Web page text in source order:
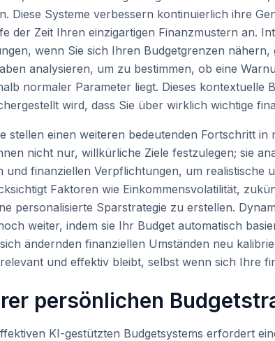
Diese Systeme verbessern kontinuierlich ihre
der Zeit Ihren einzigartigen Finanzmustern an.
wenn Sie sich Ihren Budgetgrenzen
analysieren, um zu bestimmen, ob eine
normaler Parameter liegt. Dieses kontextuelle
wird, dass Sie über wirklich wichtige
stellen einen weiteren bedeutenden Fortschritt in
nicht nur, willkürliche Ziele festzulegen; sie
und finanziellen Verpflichtungen, um realistische
Faktoren wie Einkommensvolatilität,
personalisierte Sparstrategie zu erstellen.
weiter, indem sie Ihr Budget automatisch
ändernden finanziellen Umständen neu
und effektiv bleibt, selbst wenn sich Ihre
persönlichen
KI-gestützten Budgetsystems erfordert